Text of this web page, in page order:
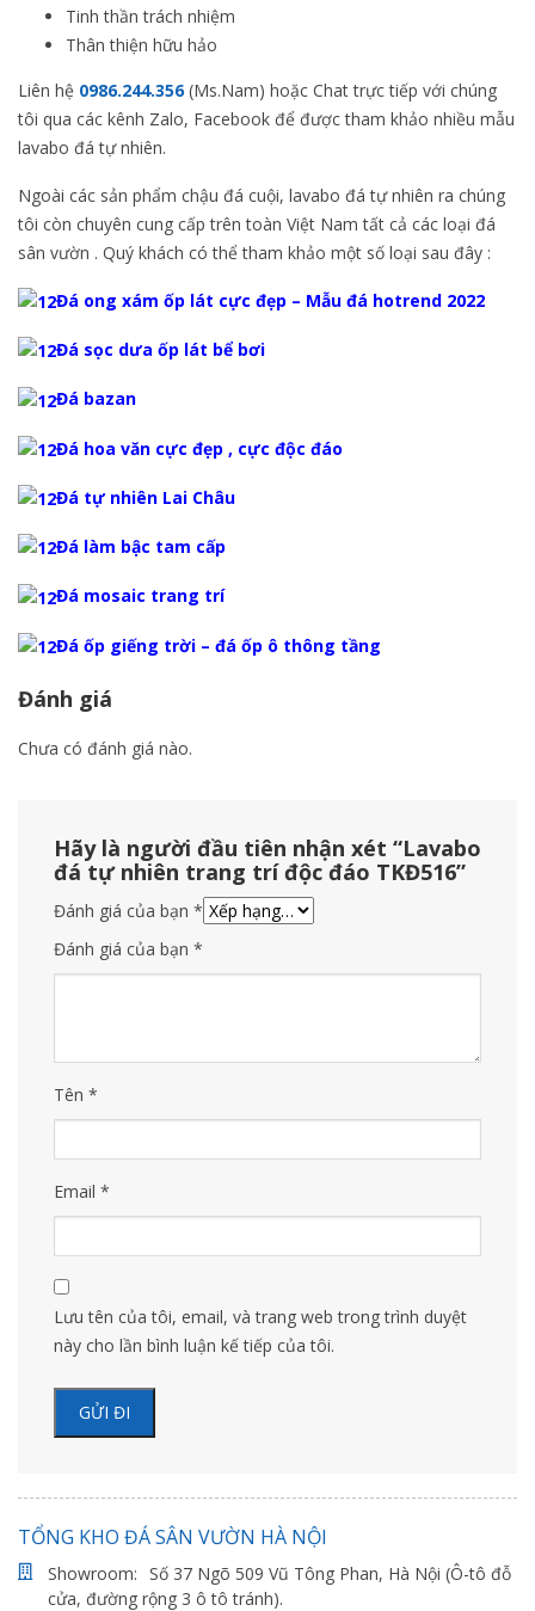
Tinh thần trách nhiệm
Thân thiện hữu hảo
Liên hệ 0986.244.356(Ms.Nam) hoặc Chat trực tiếp với chúng
tôi qua các kênh Zalo, Facebook để được tham khảo nhiều mẫu
lavabo đá tự nhiên.
Ngoài các sản phẩm chậu đá cuội, lavabo đá tự nhiên ra chúng
tôi còn chuyên cung cấp trên toàn Việt Nam tất cả các loại đá
sân vườn . Quý khách có thể tham khảo một số loại sau đây :
Đá ong xám ốp lát cực đẹp – Mẫu đá hotrend 2022
Đá sọc dưa ốp lát bể bơi
Đá bazan
Đá hoa văn cực đẹp , cực độc đáo
Đá tự nhiên Lai Châu
Đá làm bậc tam cấp
Đá mosaic trang trí
Đá ốp giếng trời – đá ốp ô thông tầng
Đánh giá
Chưa có đánh giá nào.
Hãy là người đầu tiên nhận xét “Lavabo
đá tự nhiên trang trí độc đáo TKĐ516”
Đánh giá của bạn *
Đánh giá của bạn *
Tên *
Email *
Lưu tên của tôi, email, và trang web trong trình duyệt
này cho lần bình luận kế tiếp của tôi.
TỔNG KHO ĐÁ SÂN VƯỜN HÀ NỘI
Showroom: Số 37 Ngõ 509 Vũ Tông Phan, Hà Nội (Ô-tô đỗ
cửa, đường rộng 3 ô tô tránh).